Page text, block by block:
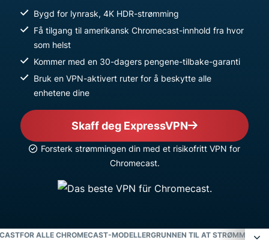
Bygd for lynrask, 4K HDR-strømming
Få tilgang til amerikansk Chromecast-innhold fra hvor
som helst
Kommer med en 30-dagers pengene-tilbake-garanti
Bruk en VPN-aktivert ruter for å beskytte alle
enhetene dine
Skaff deg ExpressVPN
Forsterk strømmingen din med et risikofritt VPN for
Chromecast.
FOR ALLE CHROMECAST-MODELLERGRUNNEN TIL AT STRØMME-